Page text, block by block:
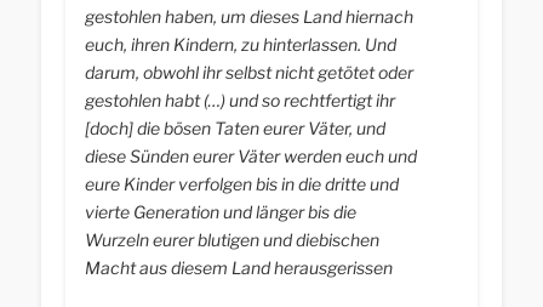
gestohlen haben, um dieses Land hiernach
euch, ihren Kindern, zu hinterlassen. Und
darum, obwohl ihr selbst nicht getötet oder
gestohlen habt (…) und so rechtfertigt ihr
[doch] die bösen Taten eurer Väter, und
diese Sünden eurer Väter werden euch und
eure Kinder verfolgen bis in die dritte und
vierte Generation und länger bis die
Wurzeln eurer blutigen und diebischen
Macht aus diesem Land herausgerissen